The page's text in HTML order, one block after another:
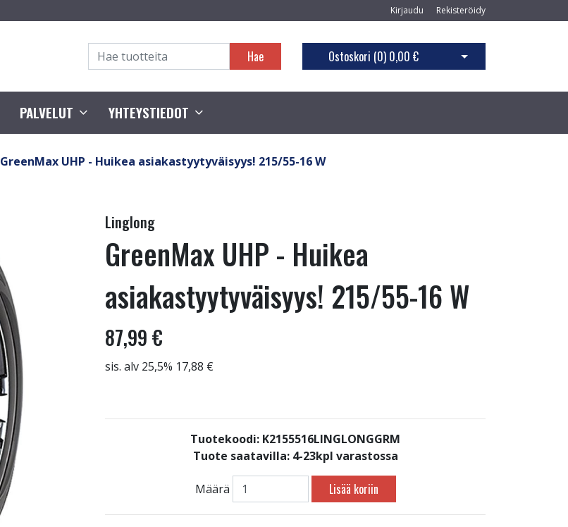
Kirjaudu Rekisteröidy
Hae Ostoskori (0) 0,00 € Avaa ostoskori
PALVELUT YHTEYSTIEDOT
GreenMax UHP - Huikea asiakastyytyväisyys! 215/55-16 W
Linglong
GreenMax UHP - Huikea
asiakastyytyväisyys! 215/55-16 W
87,99 €
sis. alv 25,5% 17,88 €
Tuotekoodi: K2155516LINGLONGGRM
Tuote saatavilla: 4-23kpl varastossa
Määrä Lisää koriin